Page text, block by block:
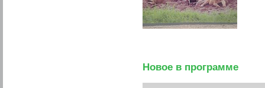
Новое в программе